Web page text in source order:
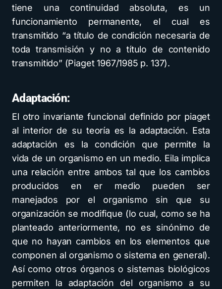
tiene una continuidad absoluta, es un
funcionamiento permanente, el cual es
transmitido “a título de condición necesaria de
toda transmisión y no a título de contenido
transmitido” (Piaget 1967/1985 p. 137).
Adaptación:
El otro invariante funcional definido por piaget
al interior de su teoría es la adaptación. Esta
adaptación es la condición que permite la
vida de un organismo en un medio. Eila implica
una relación entre ambos tal que los cambios
producidos en er medio pueden ser
manejados por el organismo sin que su
organización se modifique (lo cual, como se ha
planteado anteriormente, no es sinónimo de
que no hayan cambios en los elementos que
componen al organismo o sistema en general).
Así como otros órganos o sistemas biológicos
permiten la adaptación del organismo a su